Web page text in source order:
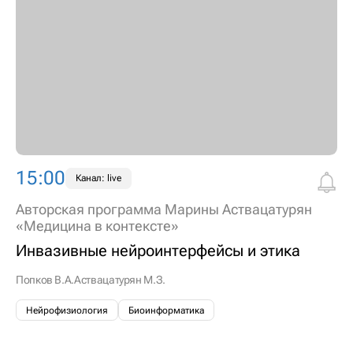
15:00 Канал: live
Авторская программа Марины Аствацатурян
«Медицина в контексте»
Инвазивные нейроинтерфейсы и этика
Попков В.А.Аствацатурян М.З.
Нейрофизиология Биоинформатика